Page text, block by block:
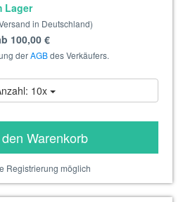
Lager
in Deutschland)
100,00 €
derAGBdes Verkäufers.
10x
Warenkorb
Registrierung möglich